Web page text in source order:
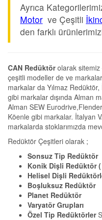
Ayrıca
Motor ve Çeşitli
den farklı
CAN Redüktörolarak sitemiz
çeşitli modeller de ve
markalar da Yılmaz
gibi markalar dışında Alman
Alman SEW
Köenle gibi markalar. İtalyan
markalarda stoklarımızda
Redüktör Çeşitleri olarak ;
Sonsuz Tip Redüktör
Konik Dişli Redüktör
Helisel Dişli
Boşluksuz Redüktör
Planet Redüktör
Varyatör Grupları
Özel Tip Redüktörler